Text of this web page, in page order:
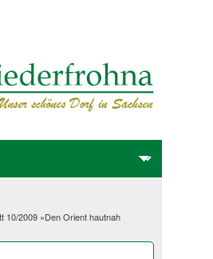
10/2009 »Den Orient hautnah